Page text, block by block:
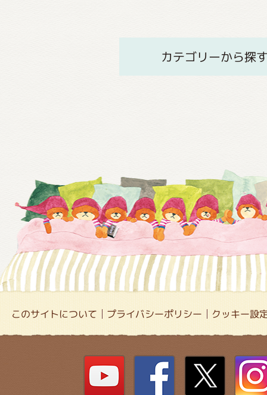
カテゴリーから探
このサイトについて プライバシーポリシー クッキー設